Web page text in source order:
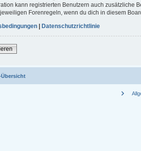
kann registrierten Benutzern auch zusätzliche
Forenregeln, wenn du dich in diesem
| Datenschutzrichtlinie
Übersicht
chevron_right